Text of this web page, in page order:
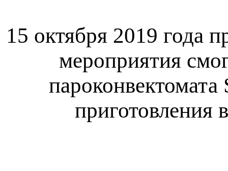
15 октября 2019 года
мероприятия
приготовления